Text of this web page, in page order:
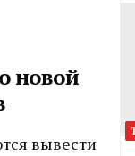
новой
вывести